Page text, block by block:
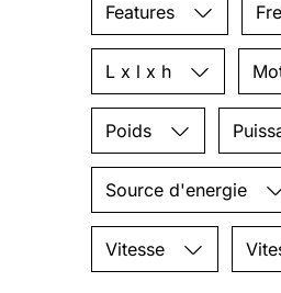
Features
L x l x h
Poids
Source d'energie
Vitesse